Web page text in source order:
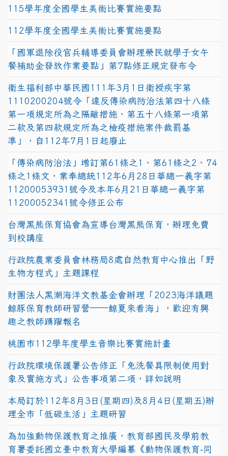
115學年度全國學生美術比賽實施要點
112學年度全國學生美術比賽實施要點
「國軍退除役官兵輔導委員會辦理榮民就學子女午
餐補助金發放作業要點」第7點修正規定發布令
衛生福利部中華民國111年3月1日衛授疾字第
1110200204號令「違反傳染病防治法第四十八條
第一項規定所為之隔離措施、第五十八條第一項第
二款及第四款規定所為之檢疫措施案件裁罰基
準」，自112年7月1日起廢止
「傳染病防治法」增訂第61條之1、第61條之2、74
條之1條文，業奉總統112年6月28日華總一義字第
11200053931號令及本年6月21日華總一義字第
11200052341號令修正公布
台灣黑熊保育協會為宣導台灣黑熊保育，辦理免費
到校講座
行政院農業委員會林務局8處自然教育中心推出「野
生物方程式」主題課程
財團法人黑潮海洋文教基金會辦理「2023海洋議題
鯨豚保育教師研習營──鯨夏來看海」，歡迎有興
趣之教師踴躍報名
桃園市112學年度學生音樂比賽實施計畫
行政院環境保護署公告修正「免洗餐具限制使用對
象及實施方式」公告事項第二項，詳如說明
本局訂於112年8月3日(星期四)及8月4日(星期五)辦
理全市「低碳生活」主題研習
為加強動物保護教育之推廣，教育部國民及學前教
育署委託國立臺中教育大學編纂《動物保護教育-同